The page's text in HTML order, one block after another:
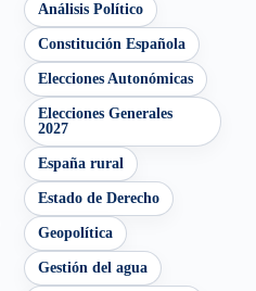
Análisis Político
Constitución Española
Elecciones Autonómicas
Elecciones Generales
2027
España rural
Estado de Derecho
Geopolítica
Gestión del agua